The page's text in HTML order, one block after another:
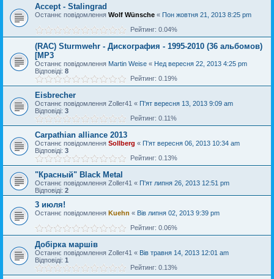
Accept - Stalingrad
Останнє повідомлення Wolf Wünsche « Пон жовтня 21, 2013 8:25 pm
Рейтинг: 0.04%
(RAC) Sturmwehr - Дискография - 1995-2010 (36 альбомов)
[MP3
Останнє повідомлення Martin Weise « Нед вересня 22, 2013 4:25 pm
Відповіді: 8
Рейтинг: 0.19%
Eisbrecher
Останнє повідомлення Zoller41 « П'ят вересня 13, 2013 9:09 am
Відповіді: 3
Рейтинг: 0.11%
Carpathian alliance 2013
Останнє повідомлення Sollberg « П'ят вересня 06, 2013 10:34 am
Відповіді: 3
Рейтинг: 0.13%
"Красный" Black Metal
Останнє повідомлення Zoller41 « П'ят липня 26, 2013 12:51 pm
Відповіді: 2
3 июля!
Останнє повідомлення Kuehn « Вів липня 02, 2013 9:39 pm
Рейтинг: 0.06%
Добірка маршів
Останнє повідомлення Zoller41 « Вів травня 14, 2013 12:01 am
Відповіді: 1
Рейтинг: 0.13%